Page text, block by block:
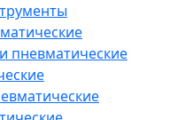
пневматические